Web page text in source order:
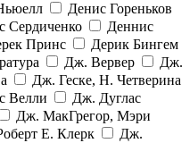
Денис Гореньков
Сердиченко
Деннис
Принс
Дерик Бингем
Дж. Вервер
Дж.
Дж. Геске, Н. Четверина
Велли
Дж. Дуглас
Дж. МакГрегор, Мэри
Е. Клерк
Дж.